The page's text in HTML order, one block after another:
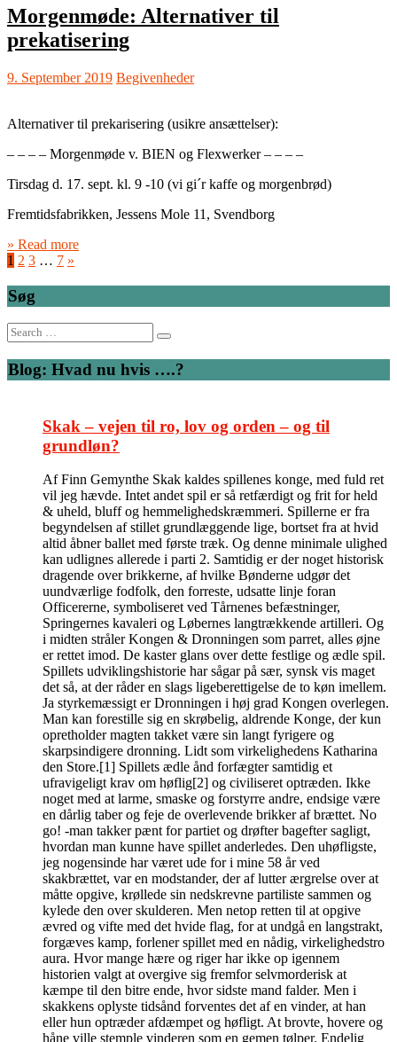
Morgenmøde: Alternativer til
prekatisering
9. September 2019 Begivenheder
Alternativer til prekarisering (usikre ansættelser):
– – – – Morgenmøde v. BIEN og Flexwerker – – – –
Tirsdag d. 17. sept. kl. 9 -10 (vi gi´r kaffe og morgenbrød)
Fremtidsfabrikken, Jessens Mole 11, Svendborg
» Read more
1 2 3 … 7 »
Søg
Search
for:
Blog: Hvad nu hvis ….?
Skak – vejen til ro, lov og orden – og til
grundløn?
Af Finn Gemynthe Skak kaldes spillenes konge, med fuld ret
vil jeg hævde. Intet andet spil er så retfærdigt og frit for held
& uheld, bluff og hemmelighedskræmmeri. Spillerne er fra
begyndelsen af stillet grundlæggende lige, bortset fra at hvid
altid åbner ballet med første træk. Og denne minimale ulighed
kan udlignes allerede i parti 2. Samtidig er der noget historisk
dragende over brikkerne, af hvilke Bønderne udgør det
uundværlige fodfolk, den forreste, udsatte linje foran
Officererne, symboliseret ved Tårnenes befæstninger,
Springernes kavaleri og Løbernes langtrækkende artilleri. Og
i midten stråler Kongen & Dronningen som parret, alles øjne
er rettet imod. De kaster glans over dette festlige og ædle spil.
Spillets udviklingshistorie har sågar på sær, synsk vis maget
det så, at der råder en slags ligeberettigelse de to køn imellem.
Ja styrkemæssigt er Dronningen i høj grad Kongen overlegen.
Man kan forestille sig en skrøbelig, aldrende Konge, der kun
opretholder magten takket være sin langt fyrigere og
skarpsindigere dronning. Lidt som virkelighedens Katharina
den Store.[1] Spillets ædle ånd forfægter samtidig et
ufravigeligt krav om høflig[2] og civiliseret optræden. Ikke
noget med at larme, smaske og forstyrre andre, endsige være
en dårlig taber og feje de overlevende brikker af brættet. No
go! -man takker pænt for partiet og drøfter bagefter sagligt,
hvordan man kunne have spillet anderledes. Den uhøfligste,
jeg nogensinde har været ude for i mine 58 år ved
skakbrættet, var en modstander, der af lutter ærgrelse over at
måtte opgive, krøllede sin nedskrevne partiliste sammen og
kylede den over skulderen. Men netop retten til at opgive
ævred og vifte med det hvide flag, for at undgå en langstrakt,
forgæves kamp, forlener spillet med en nådig, virkelighedstro
aura. Hvor mange hære og riger har ikke op igennem
historien valgt at overgive sig fremfor selvmorderisk at
kæmpe til den bitre ende, hvor sidste mand falder. Men i
skakkens oplyste tidsånd forventes det af en vinder, at han
eller hun optræder afdæmpet og høfligt. At brovte, hovere og
håne ville stemple vinderen som en gemen tølper. Endelig